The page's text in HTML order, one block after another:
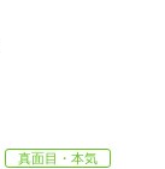
真面目・本気